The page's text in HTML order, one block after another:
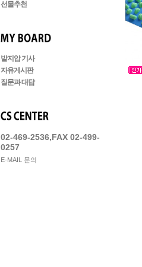
선물추천
발지압 기사
자유게시판
질문과 대답
02-469-2536,FAX 02-499-
0257
E-MAIL 문의